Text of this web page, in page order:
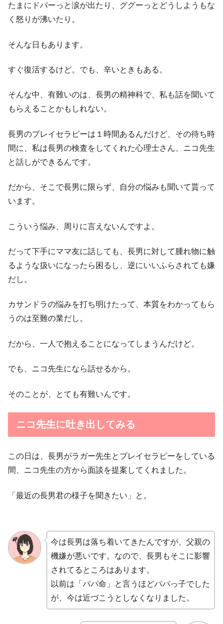
たまにドバーっと涙が出たり、ググーっとどうしようもな
く怒りが沸いたり。
そんな日もあります。
すぐ復活するけど。でも、辛いときもある。
そんな中、有難いのは、長男の精神科で、私も話を聞いて
もらえることかもしれない。
長男のプレイセラピーは１時間あるんだけど、その待ち時
間に、私は長男の検査をしてくれた心理士さん、ニコ先生
と話しができるんです。
だから、そこで長男に限らず、自分の悩みも聞いて貰って
います。
こういう悩み、周りに言えないんですよ。
だって下手にママ友に話しても、長男に対して腫れ物に触
るような扱いになったら困るし、逆にいいふらされても嫌
だし。
カサンドラの悩みを打ち明けたって、本質をわかってもら
うのは至難の業だし。
だから、一人で抱えることになってしまうんだけど。
でも、ニコ先生になら話せるから。
そのことが、とても有難いんです。
ニコ先生に吐き出してみる
この日は、長男がラガー先生とプレイセラピーをしている
間、ニコ先生の方から面談を提案してくれました。
「最近の長男君の様子を聞きたい」と。
今は長男は落ち着いてきたんですが、父親の
機嫌が悪いです。なので、長男もそこに影響
されてるところはあります。
以前は「パパ命」と言うほどパパっ子でした
が、今は近づこうとしなくなりました。